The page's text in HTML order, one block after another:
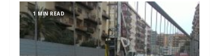
1 MIN READ